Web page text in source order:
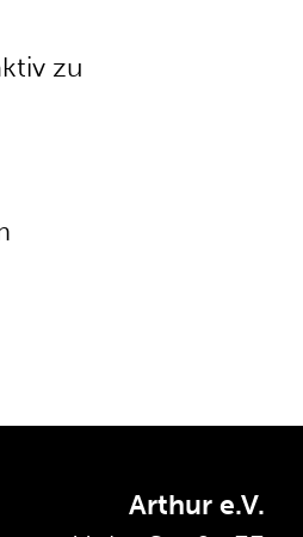
zu
Arthur e.V.